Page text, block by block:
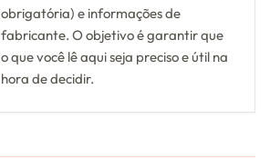
obrigatória) e informações de
fabricante. O objetivo é garantir que
o que você lê aqui seja preciso e útil na
hora de decidir.